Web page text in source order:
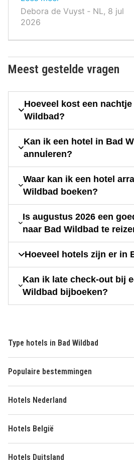
om alles te bekijken.
Debora de Vuyst ‐ NL, 8 jul
2026
Meest gestelde vragen
Hoeveel kost een
Wildbad?
Kan ik een hotel in Bad
annuleren?
Waar kan ik een hotel
Wildbad boeken?
Is augustus 2026 een
naar Bad Wildbad te
Hoeveel hotels zijn er in
Kan ik late check-out bij
Wildbad bijboeken?
Type hotels in Bad Wildbad
Populaire bestemmingen
Hotels Nederland
Hotels België
Hotels Duitsland